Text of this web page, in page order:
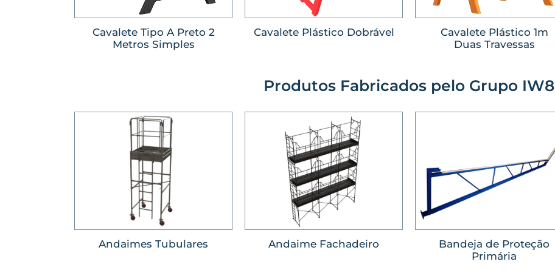
Cavalete Tipo A Preto 2
Metros Simples
Cavalete Plástico Dobrável
Cavalete Plástico 1m
Duas Travessas
Produtos Fabricados pelo Grupo IW8
Andaimes Tubulares Andaime Fachadeiro
Bandeja de Proteção
Primária